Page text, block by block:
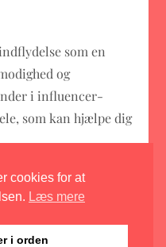
som en
og
i influencer-
som kan hjælpe dig
cookies for at
Læs mere
i orden